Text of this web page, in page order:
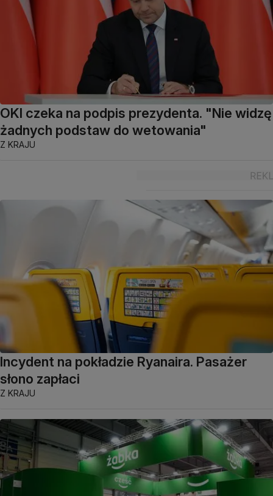
OKI czeka na podpis prezydenta. "Nie widzę
żadnych podstaw do wetowania"
Z KRAJU
Incydent na pokładzie Ryanaira. Pasażer
słono zapłaci
Z KRAJU